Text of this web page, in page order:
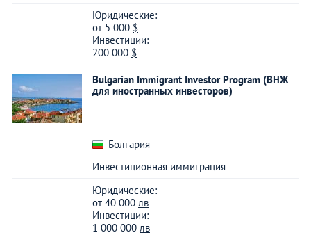
Юридические:
от 5 000 $
Инвестиции:
200 000 $
Bulgarian Immigrant Investor Program (ВНЖ
для иностранных инвесторов)
Болгария
Инвестиционная иммиграция
Юридические:
от 40 000 лв
Инвестиции:
1 000 000 лв